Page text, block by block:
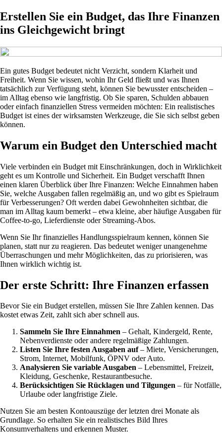
Erstellen Sie ein Budget, das Ihre Finanzen
ins Gleichgewicht bringt
Ein gutes Budget bedeutet nicht Verzicht, sondern Klarheit und
Freiheit. Wenn Sie wissen, wohin Ihr Geld fließt und was Ihnen
tatsächlich zur Verfügung steht, können Sie bewusster entscheiden –
im Alltag ebenso wie langfristig. Ob Sie sparen, Schulden abbauen
oder einfach finanziellen Stress vermeiden möchten: Ein realistisches
Budget ist eines der wirksamsten Werkzeuge, die Sie sich selbst geben
können.
Warum ein Budget den Unterschied macht
Viele verbinden ein Budget mit Einschränkungen, doch in Wirklichkeit
geht es um Kontrolle und Sicherheit. Ein Budget verschafft Ihnen
einen klaren Überblick über Ihre Finanzen: Welche Einnahmen haben
Sie, welche Ausgaben fallen regelmäßig an, und wo gibt es Spielraum
für Verbesserungen? Oft werden dabei Gewohnheiten sichtbar, die
man im Alltag kaum bemerkt – etwa kleine, aber häufige Ausgaben für
Coffee-to-go, Lieferdienste oder Streaming-Abos.
Wenn Sie Ihr finanzielles Handlungsspielraum kennen, können Sie
planen, statt nur zu reagieren. Das bedeutet weniger unangenehme
Überraschungen und mehr Möglichkeiten, das zu priorisieren, was
Ihnen wirklich wichtig ist.
Der erste Schritt: Ihre Finanzen erfassen
Bevor Sie ein Budget erstellen, müssen Sie Ihre Zahlen kennen. Das
kostet etwas Zeit, zahlt sich aber schnell aus.
Sammeln Sie Ihre Einnahmen – Gehalt, Kindergeld, Rente,
Nebenverdienste oder andere regelmäßige Zahlungen.
Listen Sie Ihre festen Ausgaben auf– Miete, Versicherungen,
Strom, Internet, Mobilfunk, ÖPNV oder Auto.
Analysieren Sie variable Ausgaben – Lebensmittel, Freizeit,
Kleidung, Geschenke, Restaurantbesuche.
Berücksichtigen Sie Rücklagen und Tilgungen – für Notfälle,
Urlaube oder langfristige Ziele.
Nutzen Sie am besten Kontoauszüge der letzten drei Monate als
Grundlage. So erhalten Sie ein realistisches Bild Ihres
Konsumverhaltens und erkennen Muster.